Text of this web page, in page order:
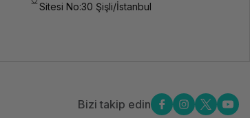
Sitesi No:30 Şişli/İstanbul
Bizi takip edin